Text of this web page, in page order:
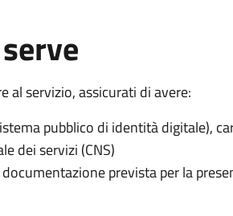
al servizio, assicurati di avere:
pubblico di identità digitale),
dei servizi (CNS)
prevista per la